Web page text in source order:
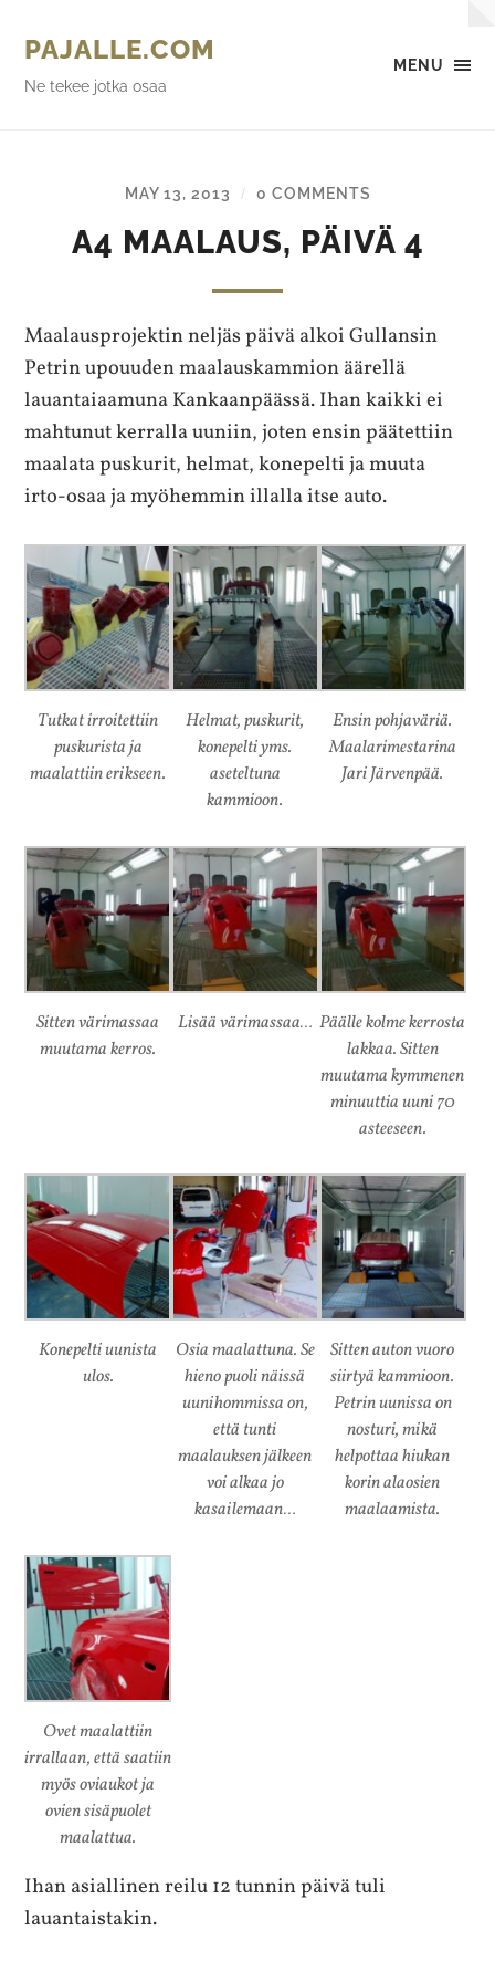
MENU
PAJALLE.COM
Ne tekee jotka osaa
MAY 13, 2013 / 0 COMMENTS
A4 MAALAUS, PÄIVÄ 4
Maalausprojektin neljäs päivä alkoi Gullansin
Petrin upouuden maalauskammion äärellä
lauantaiaamuna Kankaanpäässä. Ihan kaikki ei
mahtunut kerralla uuniin, joten ensin päätettiin
maalata puskurit, helmat, konepelti ja muuta
irto-osaa ja myöhemmin illalla itse auto.
Tutkat irroitettiin
puskurista ja
maalattiin erikseen.
Helmat, puskurit,
konepelti yms.
aseteltuna
kammioon.
Ensin pohjaväriä.
Maalarimestarina
Jari Järvenpää.
Sitten värimassaa
muutama kerros.
Lisää värimassaa… Päälle kolme kerrosta
lakkaa. Sitten
muutama kymmenen
minuuttia uuni 70
asteeseen.
Konepelti uunista
ulos.
Osia maalattuna. Se
hieno puoli näissä
uunihommissa on,
että tunti
maalauksen jälkeen
voi alkaa jo
kasailemaan…
Sitten auton vuoro
siirtyä kammioon.
Petrin uunissa on
nosturi, mikä
helpottaa hiukan
korin alaosien
maalaamista.
Ovet maalattiin
irrallaan, että saatiin
myös oviaukot ja
ovien sisäpuolet
maalattua.
Ihan asiallinen reilu 12 tunnin päivä tuli
lauantaistakin.